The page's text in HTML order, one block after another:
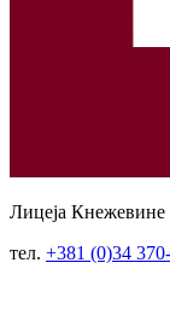
Лицеја Кнежевине
тел. +381 (0)34